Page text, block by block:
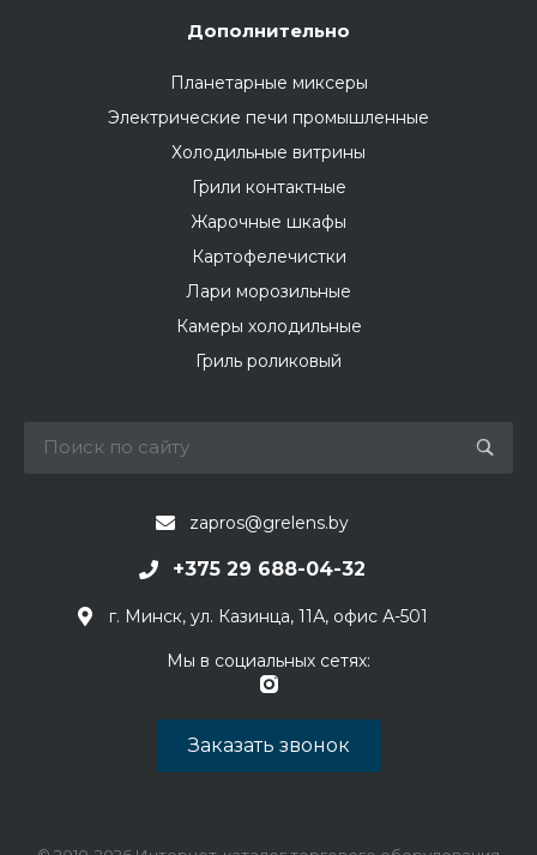
Дополнительно
Планетарные миксеры
Электрические печи промышленные
Холодильные витрины
Грили контактные
Жарочные шкафы
Картофелечистки
Лари морозильные
Камеры холодильные
Гриль роликовый
zapros@grelens.by
+375 29 688-04-32
г. Минск, ул. Казинца, 11А, офис А-501
Мы в социальных сетях:
Заказать звонок